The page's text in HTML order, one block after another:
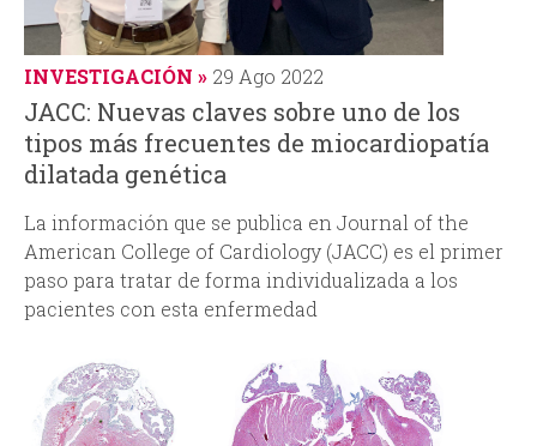
INVESTIGACIÓN 29 Ago 2022
JACC: Nuevas claves sobre uno de los
tipos más frecuentes de miocardiopatía
dilatada genética
La información que se publica en Journal of the
American College of Cardiology (JACC) es el primer
paso para tratar de forma individualizada a los
pacientes con esta enfermedad